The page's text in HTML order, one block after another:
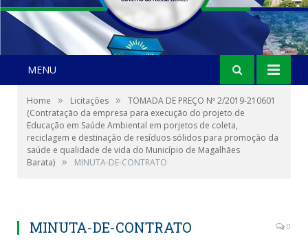
MENU
Home » Licitações »
TOMADA DE PREÇO Nº 2/2019-210601
(Contratação da empresa para execução do projeto de
Educação em Saúde Ambiental em porjetos de coleta,
reciclagem e destinação de resíduos sólidos para promoção da
saúde e qualidade de vida do Município de Magalhães
Barata) » MINUTA-DE-CONTRATO
MINUTA-DE-CONTRATO 0